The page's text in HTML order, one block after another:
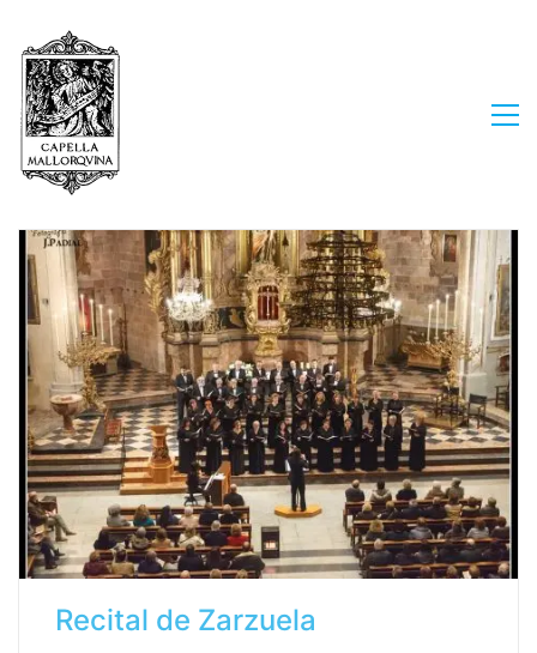
Recital de Zarzuela